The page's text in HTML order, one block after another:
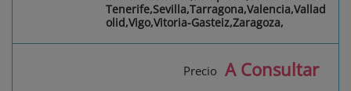
Tenerife,Sevilla,Tarragona,Valencia,Vallad
olid,Vigo,Vitoria-Gasteiz,Zaragoza,
Precio A Consultar